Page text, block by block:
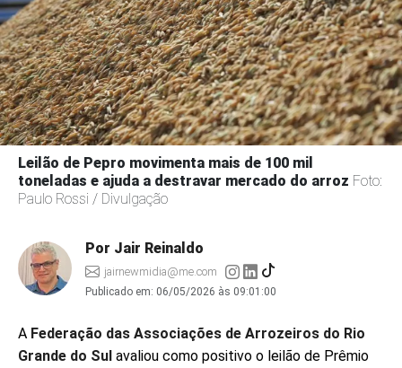
Leilão de Pepro movimenta mais de 100 mil
toneladas e ajuda a destravar mercado do arroz Foto:
Paulo Rossi / Divulgação
Por Jair Reinaldo
jairnewmidia@me.com
Publicado em: 06/05/2026 às 09:01:00
A Federação das Associações de Arrozeiros do Rio
Grande do Sul avaliou como positivo o leilão de Prêmio